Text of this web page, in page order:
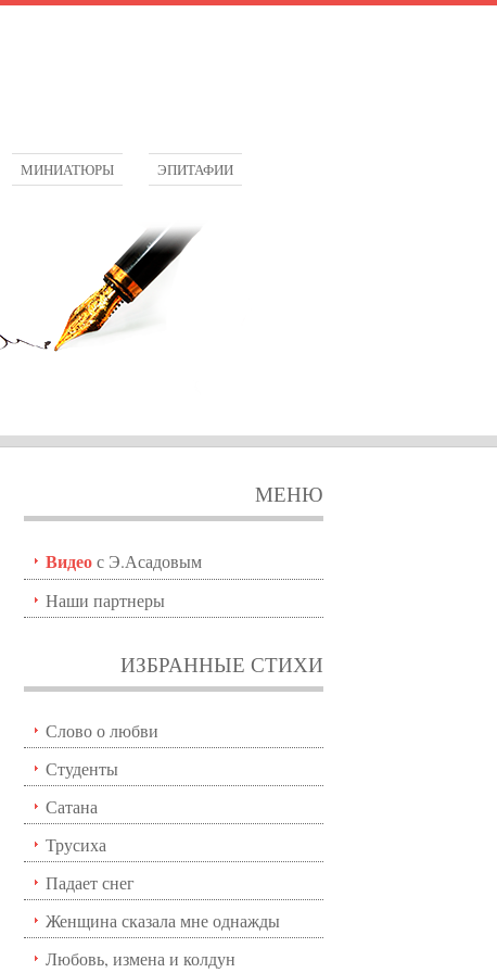
МИНИАТЮРЫ ЭПИТАФИИ
МЕНЮ
Видеос Э.Асадовым
Наши партнеры
ИЗБРАННЫЕ СТИХИ
Слово о любви
Студенты
Сатана
Трусиха
Падает снег
Женщина сказала мне однажды
Любовь, измена и колдун